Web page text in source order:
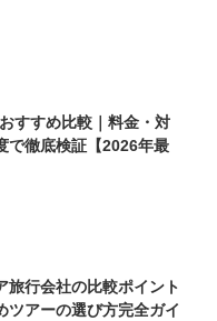
すすめ比較｜料金・対
で徹底検証【2026年最
旅行会社の比較ポイント
ツアーの選び方完全ガイ